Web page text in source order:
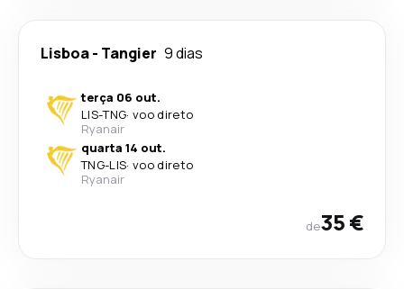
Lisboa- Tangier 9 dias
terça 06 out.
LIS-TNG· voo direto
Ryanair
quarta 14 out.
TNG-LIS· voo direto
Ryanair
de35 €